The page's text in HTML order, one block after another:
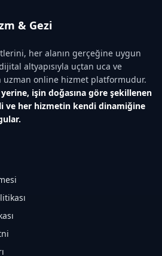
& Gezi
her alanın gerçeğine uygun
altyapısıyla uçtan uca ve
online hizmet platformudur.
işin doğasına göre şekillenen
ve her hizmetin kendi dinamiğine